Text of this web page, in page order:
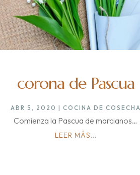
corona de Pascua
ABR 5, 2020 | COCINA DE COSECHA
Comienza la Pascua de marcianos…
LEER MÁS...